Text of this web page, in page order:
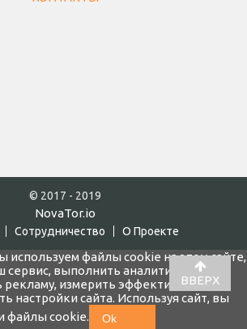
© 2017 - 2019
NovaTor.io
Cотрудничество О Проекте
ВВЕРХ
файлы cookie на этом сайте,
выполнить аналитику,
рекламу, измерить эффективность
настройки сайта. Используя сайт, вы
файлы cookie.
Ok